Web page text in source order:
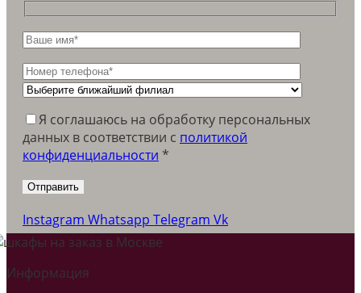
Я соглашаюсь на обработку персональных
данных в соответствии c политикой
конфиденциальности *
Instagram Whatsapp Telegram Vk
Информация